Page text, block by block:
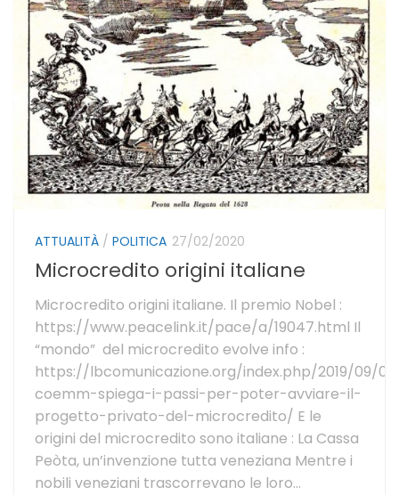
ATTUALITÀ / POLITICA 27/02/2020
Microcredito origini italiane
Microcredito origini italiane. Il premio Nobel :
https://www.peacelink.it/pace/a/19047.html Il
“mondo” del microcredito evolve info :
https://lbcomunicazione.org/index.php/2019/09/
coemm-spiega-i-passi-per-poter-avviare-il-
progetto-privato-del-microcredito/ E le
origini del microcredito sono italiane : La Cassa
Peòta, un’invenzione tutta veneziana Mentre i
nobili veneziani trascorrevano le loro...